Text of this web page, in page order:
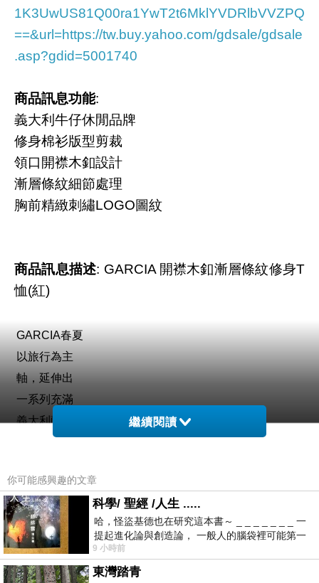
1K3UwUS81Q00ra1YwT2t6MklYVDRlbVVZPQ
==&url=https://tw.buy.yahoo.com/gdsale/gdsale
.asp?gdid=5001740
商品訊息功能:
義大利牛仔休閒品牌
修身棉衫版型剪裁
領口開襟木釦設計
漸層條紋細節處理
胸前精緻刺繡LOGO圖紋
商品訊息描述: GARCIA 開襟木釦漸層條紋修身T
恤(紅)
GARCIA春夏
以旅行為主
軸，延伸出
一系列充滿
義大利薩丁
性休閒服
飾。首波推
出的早春系
列以島嶼的
拓荒者為靈
繼續閱讀
你可能感興趣的文章
科學/ 聖經 /人生 .....
哈，怪盜基德也在研究這本書～ _ _ _ _ _ _ _ 一
提起進化論與創造論， 一般人的腦袋裡可能第一
時間就有「 進化論很科
9 小時前
東灣踏青